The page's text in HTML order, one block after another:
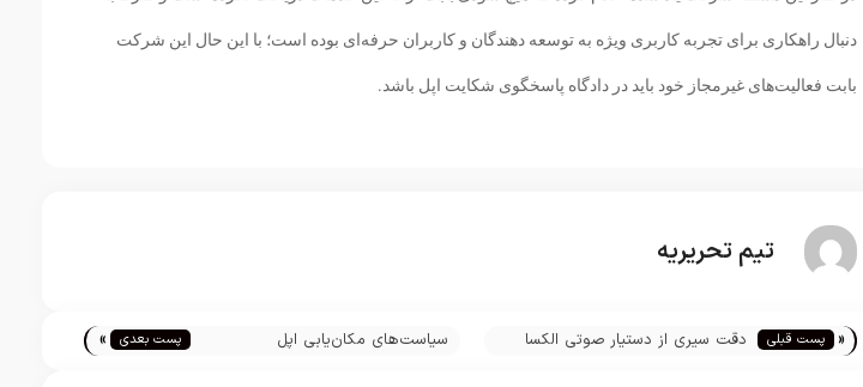
دنبال راهکاری برای تجربه کاربری ویژه به توسعه دهندگان و کاربران حرفه‌ای بوده است؛ با این حال این شرکت
بابت فعالیت‌های غیرمجاز خود باید در دادگاه پاسخگوی شکایت اپل باشد.
تیم تحریریه
« پست قبلی
دقت سیری از دستیار صوتی الکسا
سیاست‌های مکان‌یابی اپل
پست بعدی »